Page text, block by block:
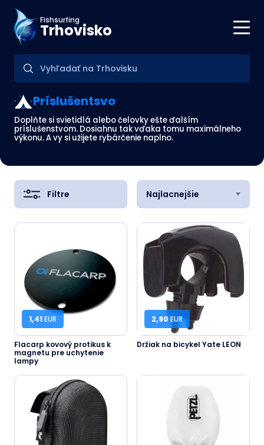
Fishsurfing
Trhovisko
Príslušentsvo
Doplňte si svietidlá alebo čelovky ešte ďalším
príslušenstvom. Dosiahnu tak vďaka tomu maximálneho
výkonu. A vy si užijete rybárčenie naplno.
Filtre Najlacnejšie
1,41EUR
Flacarp kovový protikus k
magnetu pre uchytenie
lampy
2,90 EUR
Držiak na bicykel Yate LEON